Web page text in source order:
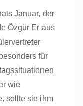
Januar, der
Özgür Er aus
für
wie
sollte sie ihm